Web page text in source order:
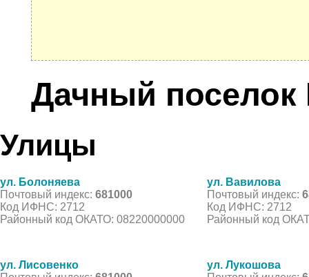
Дачный
Улицы
ул. Болоняева
Почтовый индекс: 681000
Код ИФНС: 2712
Районный код ОКАТО: 08220000000
ул. Вавилова
Почтовый индекс:
Код ИФНС: 2712
Районный код
ул. Лисовенко
ул. Лукошова